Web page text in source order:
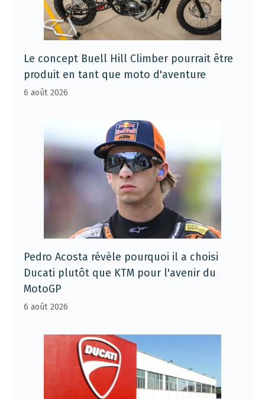
Le concept Buell Hill Climber pourrait être
produit en tant que moto d'aventure
6 août 2026
Pedro Acosta révèle pourquoi il a choisi
Ducati plutôt que KTM pour l'avenir du
MotoGP
6 août 2026